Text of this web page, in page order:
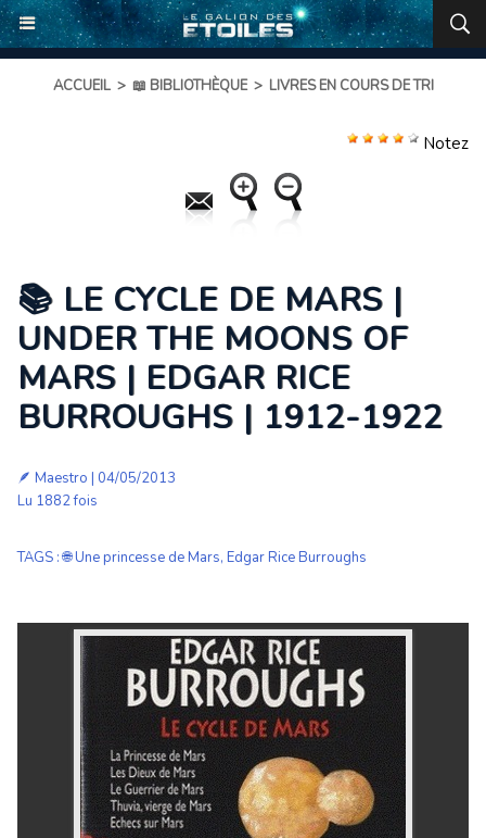
ACCUEIL > 📖 BIBLIOTHÈQUE > LIVRES EN COURS DE TRI
Notez
📚 LE CYCLE DE MARS |
UNDER THE MOONS OF
MARS | EDGAR RICE
BURROUGHS | 1912-1922
🪶 Maestro | 04/05/2013
Lu 1882 fois
TAGS :🌐 Une princesse de Mars, Edgar Rice Burroughs